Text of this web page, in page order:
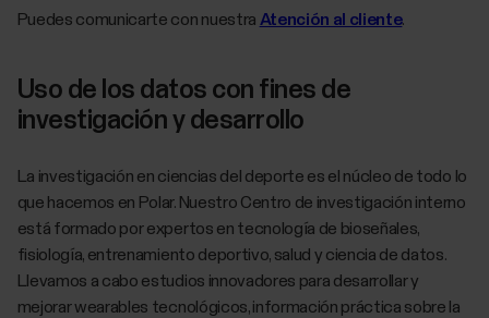
Puedes comunicarte con nuestra Atención al cliente.
Uso de los datos con fines de
investigación y desarrollo
La investigación en ciencias del deporte es el núcleo de todo lo
que hacemos en Polar. Nuestro Centro de investigación interno
está formado por expertos en tecnología de bioseñales,
fisiología, entrenamiento deportivo, salud y ciencia de datos.
Llevamos a cabo estudios innovadores para desarrollar y
mejorar wearables tecnológicos, información práctica sobre la